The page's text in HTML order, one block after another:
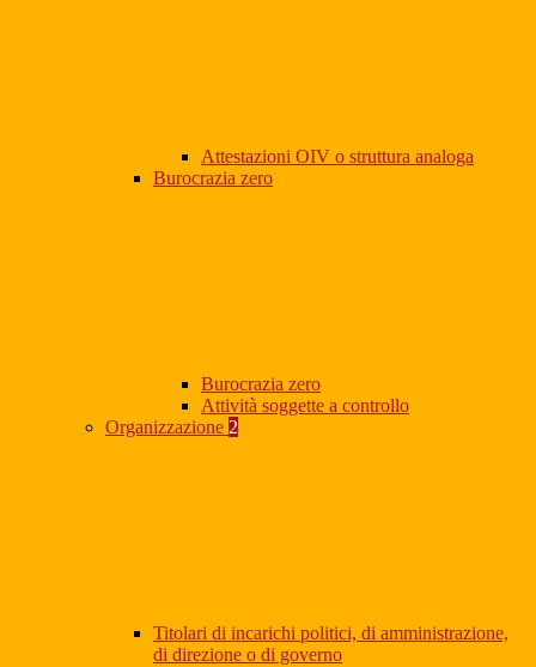
Attestazioni OIV o struttura analoga
Burocrazia zero
Burocrazia zero
Attività soggette a controllo
Organizzazione 2
Titolari di incarichi politici, di amministrazione,
di direzione o di governo